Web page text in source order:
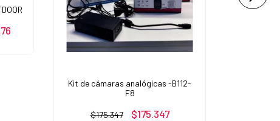
Kit de cámaras analógicas -B112-
F8
$175.347 $175.347
TARJETA